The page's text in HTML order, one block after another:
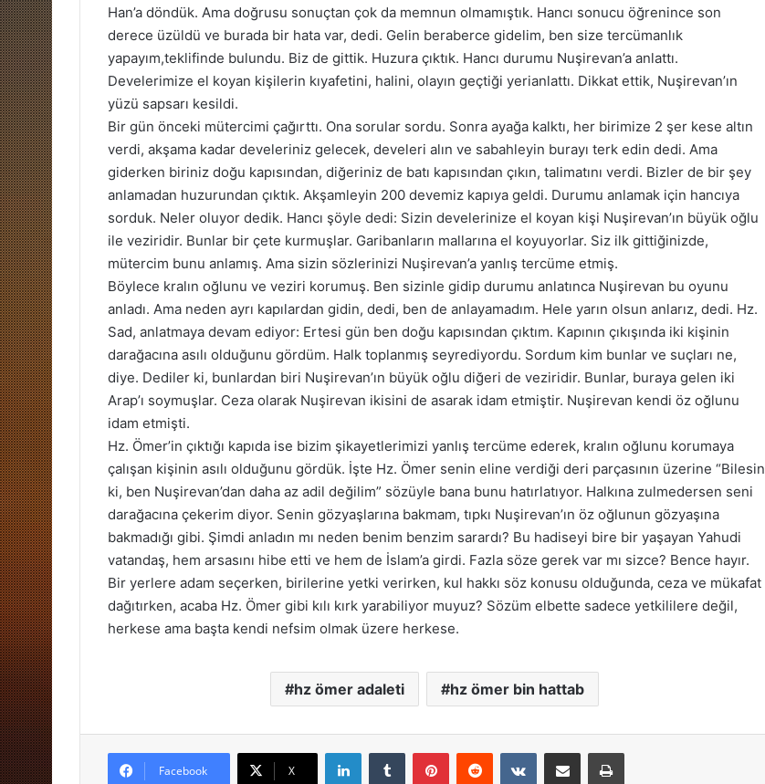
Han’a döndük. Ama doğrusu sonuçtan çok da memnun olmamıştık. Hancı sonucu öğrenince son
derece üzüldü ve burada bir hata var, dedi. Gelin beraberce gidelim, ben size tercümanlık
yapayım,teklifinde bulundu. Biz de gittik. Huzura çıktık. Hancı durumu Nuşirevan’a anlattı.
Develerimize el koyan kişilerin kıyafetini, halini, olayın geçtiği yerianlattı. Dikkat ettik, Nuşirevan’ın
yüzü sapsarı kesildi.
Bir gün önceki mütercimi çağırttı. Ona sorular sordu. Sonra ayağa kalktı, her birimize 2 şer kese altın
verdi, akşama kadar develeriniz gelecek, develeri alın ve sabahleyin burayı terk edin dedi. Ama
giderken biriniz doğu kapısından, diğeriniz de batı kapısından çıkın, talimatını verdi. Bizler de bir şey
anlamadan huzurundan çıktık. Akşamleyin 200 devemiz kapıya geldi. Durumu anlamak için hancıya
sorduk. Neler oluyor dedik. Hancı şöyle dedi: Sizin develerinize el koyan kişi Nuşirevan’ın büyük oğlu
ile veziridir. Bunlar bir çete kurmuşlar. Garibanların mallarına el koyuyorlar. Siz ilk gittiğinizde,
mütercim bunu anlamış. Ama sizin sözlerinizi Nuşirevan’a yanlış tercüme etmiş.
Böylece kralın oğlunu ve veziri korumuş. Ben sizinle gidip durumu anlatınca Nuşirevan bu oyunu
anladı. Ama neden ayrı kapılardan gidin, dedi, ben de anlayamadım. Hele yarın olsun anlarız, dedi. Hz.
Sad, anlatmaya devam ediyor: Ertesi gün ben doğu kapısından çıktım. Kapının çıkışında iki kişinin
darağacına asılı olduğunu gördüm. Halk toplanmış seyrediyordu. Sordum kim bunlar ve suçları ne,
diye. Dediler ki, bunlardan biri Nuşirevan’ın büyük oğlu diğeri de veziridir. Bunlar, buraya gelen iki
Arap’ı soymuşlar. Ceza olarak Nuşirevan ikisini de asarak idam etmiştir. Nuşirevan kendi öz oğlunu
idam etmişti.
Hz. Ömer’in çıktığı kapıda ise bizim şikayetlerimizi yanlış tercüme ederek, kralın oğlunu korumaya
çalışan kişinin asılı olduğunu gördük. İşte Hz. Ömer senin eline verdiği deri parçasının üzerine “Bilesin
ki, ben Nuşirevan’dan daha az adil değilim” sözüyle bana bunu hatırlatıyor. Halkına zulmedersen seni
darağacına çekerim diyor. Senin gözyaşlarına bakmam, tıpkı Nuşirevan’ın öz oğlunun gözyaşına
bakmadığı gibi. Şimdi anladın mı neden benim benzim sarardı? Bu hadiseyi bire bir yaşayan Yahudi
vatandaş, hem arsasını hibe etti ve hem de İslam’a girdi. Fazla söze gerek var mı sizce? Bence hayır.
Bir yerlere adam seçerken, birilerine yetki verirken, kul hakkı söz konusu olduğunda, ceza ve mükafat
dağıtırken, acaba Hz. Ömer gibi kılı kırk yarabiliyor muyuz? Sözüm elbette sadece yetkililere değil,
herkese ama başta kendi nefsim olmak üzere herkese.
hz ömer adaleti hz ömer bin hattab
Facebook X
LinkedInTumblr PinterestReddit VKontakteE-Posta ile paylaş Yazdır